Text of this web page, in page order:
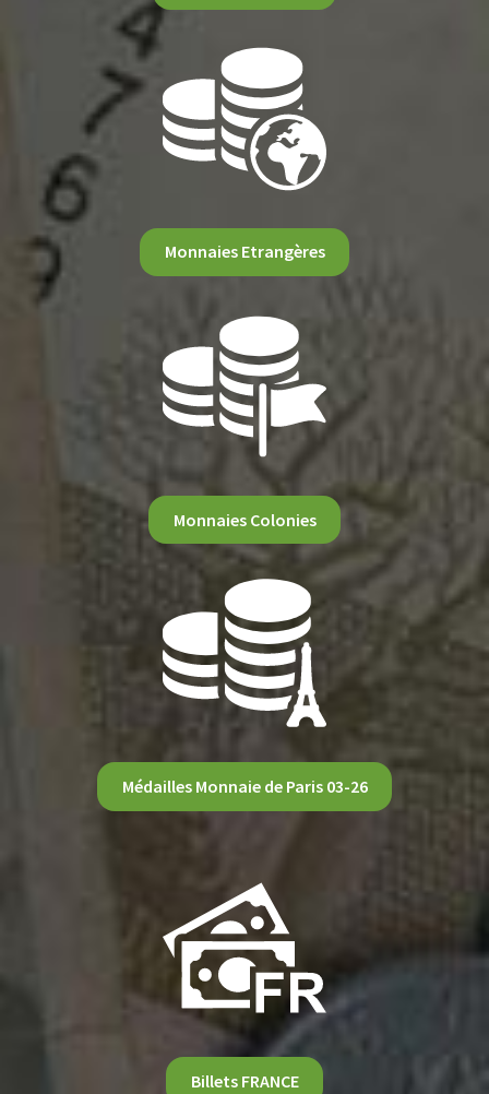
Monnaies Etrangères
Monnaies Colonies
Médailles Monnaie de Paris 03-26
Billets FRANCE